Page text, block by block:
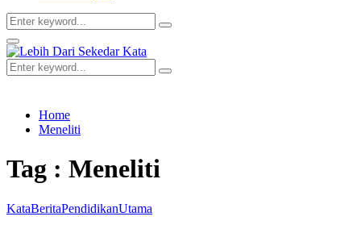
Search
for:
Search
Primary
Menu
Search
for:
Search
Home
Meneliti
Tag : Meneliti
KataBeritaPendidikanUtama